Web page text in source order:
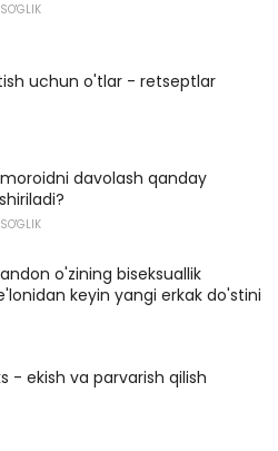
uchun o'tlar - retseptlar
davolash qanday
o'zining biseksuallik
keyin yangi erkak do'stini
- ekish va parvarish qilish